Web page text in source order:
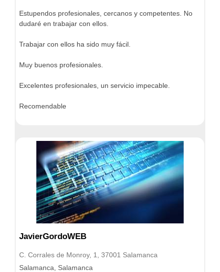
Estupendos profesionales, cercanos y competentes. No
dudaré en trabajar con ellos.
Trabajar con ellos ha sido muy fácil.
Muy buenos profesionales.
Excelentes profesionales, un servicio impecable.
Recomendable
JavierGordoWEB
C. Corrales de Monroy, 1, 37001 Salamanca
Salamanca, Salamanca